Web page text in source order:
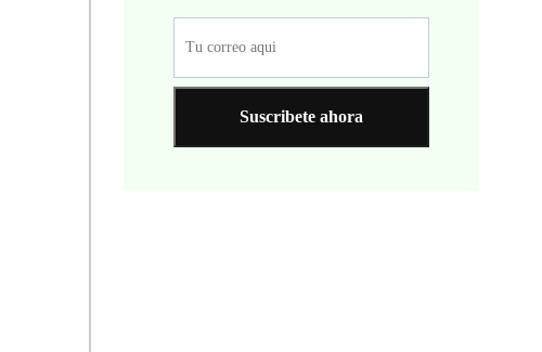
Suscribete ahora